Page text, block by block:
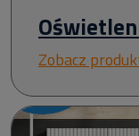
Zobacz